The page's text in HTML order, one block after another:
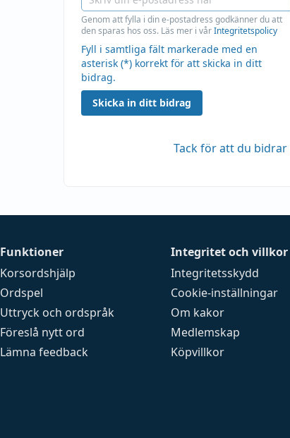
Genom att fylla i din e-postadress godkänner du att
den sparas hos oss. Läs mer i vårIntegritetspolicy
Fyll i samtliga fält markerade med en
asterisk (*) korrekt för att skicka in ditt
bidrag.
Skicka in ditt bidrag
Tack för att du
Funktioner
Korsordshjälp
Ordspel
Uttryck och ordspråk
Föreslå nytt ord
Lämna feedback
Integritet och villkor
Integritetsskydd
Cookie-inställningar
Om kakor
Medlemskap
Köpvillkor